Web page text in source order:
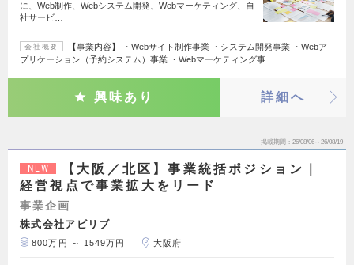
に、Web制作、Webシステム開発、Webマーケティング、自
社サービ…
会社概要
【事業内容】 ・Webサイト制作事業 ・システム開発事業 ・Webア
プリケーション（予約システム）事業 ・Webマーケティング事…
興味あり 詳細へ
掲載期間 26/08/06～26/08/19
NEW
【大阪／北区】事業統括ポジション｜
経営視点で事業拡大をリード
事業企画
株式会社アビリブ
800万円 ～ 1549万円 大阪府